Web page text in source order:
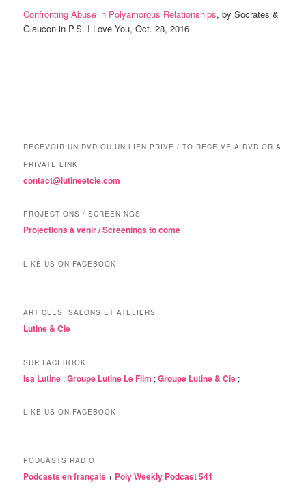
Confronting Abuse in Polyamorous Relationships, by Socrates &
Glaucon in P.S. I Love You, Oct. 28, 2016
RECEVOIR UN DVD OU UN LIEN PRIVÉ / TO RECEIVE A DVD OR A
PRIVATE LINK
contact@lutineetcie.com
PROJECTIONS / SCREENINGS
Projections à venir / Screenings to come
LIKE US ON FACEBOOK
ARTICLES, SALONS ET ATELIERS
Lutine & Cie
SUR FACEBOOK
Isa Lutine ;Groupe Lutine Le Film ;Groupe Lutine & Cie ;
LIKE US ON FACEBOOK
PODCASTS RADIO
Podcasts en français+ Poly Weekly Podcast 541